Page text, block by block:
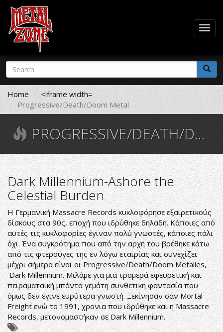
Skip
main
content
Search
form
Search
Home
<iframe width=
Progressive/Death/Doom Metal
PROGRESSIVE/DEATH/DOOM METAL
Dark Millennium-Ashore the
Celestial Burden
Η Γερμανική Massacre Records κυκλοφόρησε εξαιρετικούς
δίσκους στα 90ς, εποχή που ιδρύθηκε δηλαδή. Κάποιες από
αυτές τις κυκλοφορίες έγιναν πολύ γνωστές, κάποιες πάλι
όχι. Ένα συγκρότημα που από την αρχή του βρέθηκε κάτω
από τις φτερούγες της εν λόγω εταιρίας και συνεχίζει
μέχρι σήμερα είναι οι Progressive/Death/Doom Metalles,
Dark Millennium. Μιλάμε για μια τρομερά εφευρετική και
πειραματαική μπάντα γεμάτη συνθετική φαντασία που
όμως δεν έγινε ευρύτερα γνωστή. Ξεκίνησαν σαν Mortal
Freight ενώ το 1991, χρονια που ιδρύθηκε και η Massacre
Records, μετονομαστήκαν σε Dark Millennium.